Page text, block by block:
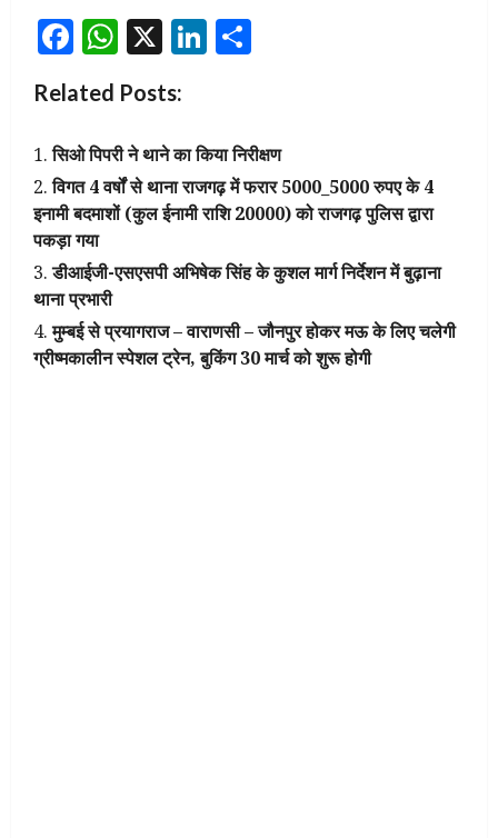
Facebook
WhatsApp
X LinkedIn
Related Posts:
सिओ पिपरी ने थाने का किया निरीक्षण
विगत 4 वर्षों से थाना राजगढ़ में फरार 5000_5000 रुपए के 4
इनामी बदमाशों (कुल ईनामी राशि ₹20000) को राजगढ़ पुलिस द्वारा
पकड़ा गया
डीआईजी-एसएसपी अभिषेक सिंह के कुशल मार्ग निर्देशन में बुढ़ाना
थाना प्रभारी
मुम्बई से प्रयागराज – वाराणसी – जौनपुर होकर मऊ के लिए चलेगी
ग्रीष्मकालीन स्पेशल ट्रेन, बुकिंग 30 मार्च को शुरू होगी